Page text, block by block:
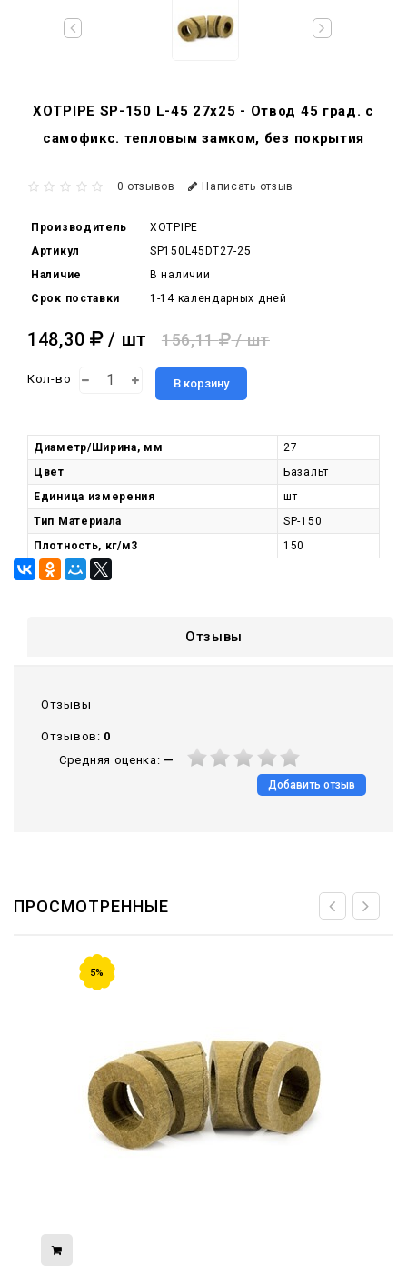
XOTPIPE SP-150 L-45 27x25 - Отвод 45 град. c
самофикс. тепловым замком, без покрытия
0 отзывов Написать отзыв
Производитель
XOTPIPE
Артикул
SP150L45DT27-25
Наличие
В наличии
Срок поставки
1-14 календарных дней
148,30 / шт 156,11 / шт
Кол-во В корзину
Диаметр/Ширина, мм
27
Цвет
Базальт
Единица измерения
шт
Тип Материала
SP-150
Плотность, кг/м3
150
Отзывы
Отзывы
Отзывов: 0
Средняя оценка: —
Добавить отзыв
ПРОСМОТРЕННЫЕ
5%